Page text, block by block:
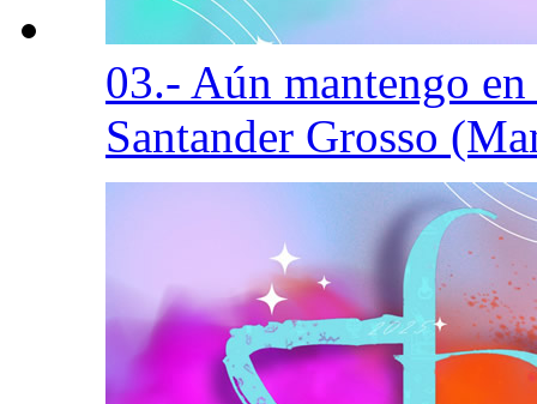
03.- Aún mantengo
Santander Grosso